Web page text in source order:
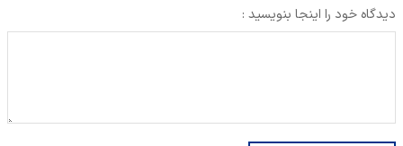
دیدگاه خود را اینجا بنویسید :